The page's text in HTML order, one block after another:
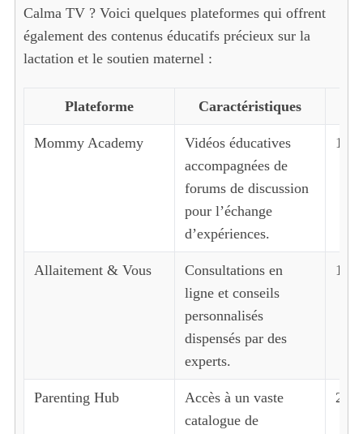
Calma TV ? Voici quelques plateformes qui offrent
également des contenus éducatifs précieux sur la
lactation et le soutien maternel :
Plateforme Caractéristiques
Mommy Academy
Vidéos éducatives
accompagnées de
forums de discussion
pour l’échange
d’expériences.
Allaitement & Vous
Consultations en
ligne et conseils
personnalisés
dispensés par des
experts.
Parenting Hub
Accès à un vaste
catalogue de
a
r
: